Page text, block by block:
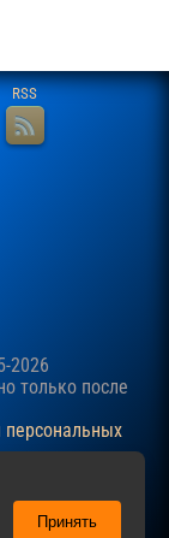
RSS
2026
только после
персональных
сайт,
файлов
Принять